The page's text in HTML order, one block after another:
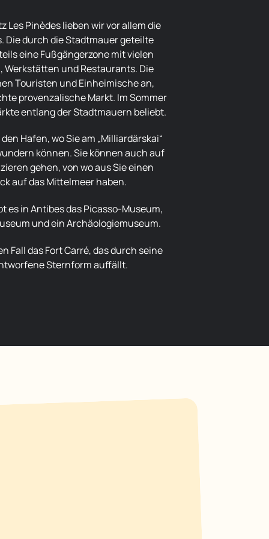
Die durch die Stadtmauer geteilte
eine Fußgängerzone mit vielen
Werkstätten und Restaurants. Die
Touristen und Einheimische an,
provenzalische Markt. Im Sommer
entlang der Stadtmauern beliebt.
können. Sie können auch auf
gehen, von wo aus Sie einen
auf das Mittelmeer haben.
und ein Archäologiemuseum.
Sternform auffällt.